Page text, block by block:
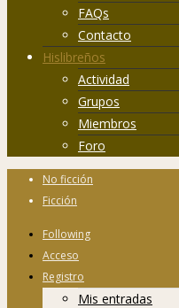
FAQs
Contacto
Hislibreños
Actividad
Grupos
Miembros
Foro
No ficción
Ficción
Following
Acceso
Registro
Mis entradas